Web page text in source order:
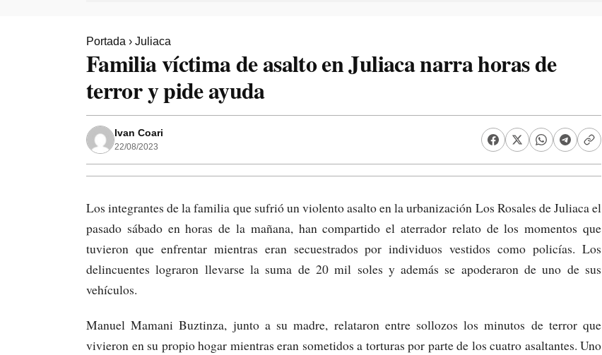
Portada › Juliaca
Familia víctima de asalto en Juliaca narra horas de
terror y pide ayuda
Ivan Coari
22/08/2023
Los integrantes de la familia que sufrió un violento asalto en la urbanización Los Rosales de Juliaca el
pasado sábado en horas de la mañana, han compartido el aterrador relato de los momentos que
tuvieron que enfrentar mientras eran secuestrados por individuos vestidos como policías. Los
delincuentes lograron llevarse la suma de 20 mil soles y además se apoderaron de uno de sus
vehículos.
Manuel Mamani Buztinza, junto a su madre, relataron entre sollozos los minutos de terror que
vivieron en su propio hogar mientras eran sometidos a torturas por parte de los cuatro asaltantes. Uno